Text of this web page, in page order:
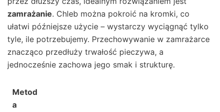
zamrażanie. Chleb można pokroić na kromki, co
ułatwi późniejsze użycie – wystarczy wyciągnąć tylko
tyle, ile potrzebujemy. Przechowywanie w zamrażarce
znacząco przedłuży trwałość pieczywa, a
jednocześnie zachowa jego smak i strukturę.
Metod
a